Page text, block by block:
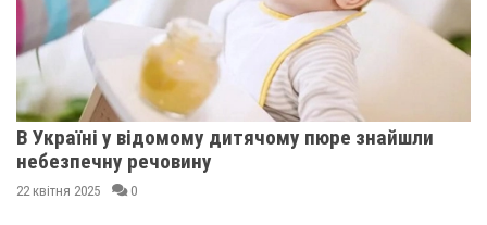
В Україні у відомому дитячому пюре знайшли
небезпечну речовину
22 квітня 2025 0